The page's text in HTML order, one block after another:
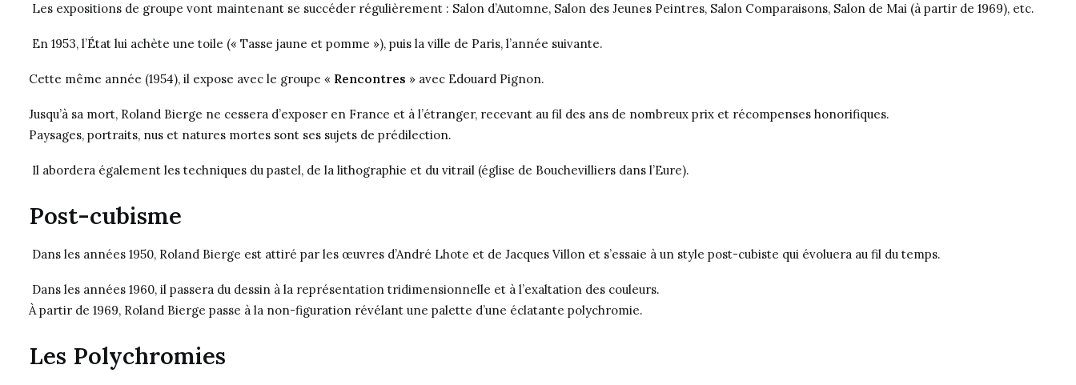
Les expositions de groupe vont maintenant se succéder régulièrement : Salon d’Automne, Salon des Jeunes Peintres, Salon Comparaisons, Salon de Mai (à partir de 1969), etc.
En 1953, l’État lui achète une toile (« Tasse jaune et pomme »), puis la ville de Paris, l’année suivante.
Cette même année (1954), il expose avec le groupe « Rencontres » avec Edouard Pignon.
Jusqu’à sa mort, Roland Bierge ne cessera d’exposer en France et à l’étranger, recevant au fil des ans de nombreux prix et récompenses honorifiques.
Paysages, portraits, nus et natures mortes sont ses sujets de prédilection.
Il abordera également les techniques du pastel, de la lithographie et du vitrail (église de Bouchevilliers dans l’Eure).
Post-cubisme
Dans les années 1950, Roland Bierge est attiré par les œuvres d’André Lhote et de Jacques Villon et s’essaie à un style post-cubiste qui évoluera au fil du temps.
Dans les années 1960, il passera du dessin à la représentation tridimensionnelle et à l’exaltation des couleurs.
À partir de 1969, Roland Bierge passe à la non-figuration révélant une palette d’une éclatante polychromie.
Les Polychromies